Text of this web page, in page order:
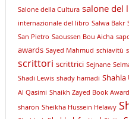
Salone della Cultura salone del
internazionale del libro Salwa Bakr
San Pietro Saoussen Bou Aicha
awards Sayed Mahmud schiavitù
scrittori scrittrici Sejnane
Shadi Lewis shady hamadi Shahla
Al Qasimi Shaikh Zayed Book Award
sharon Sheikha Hussein Helawy